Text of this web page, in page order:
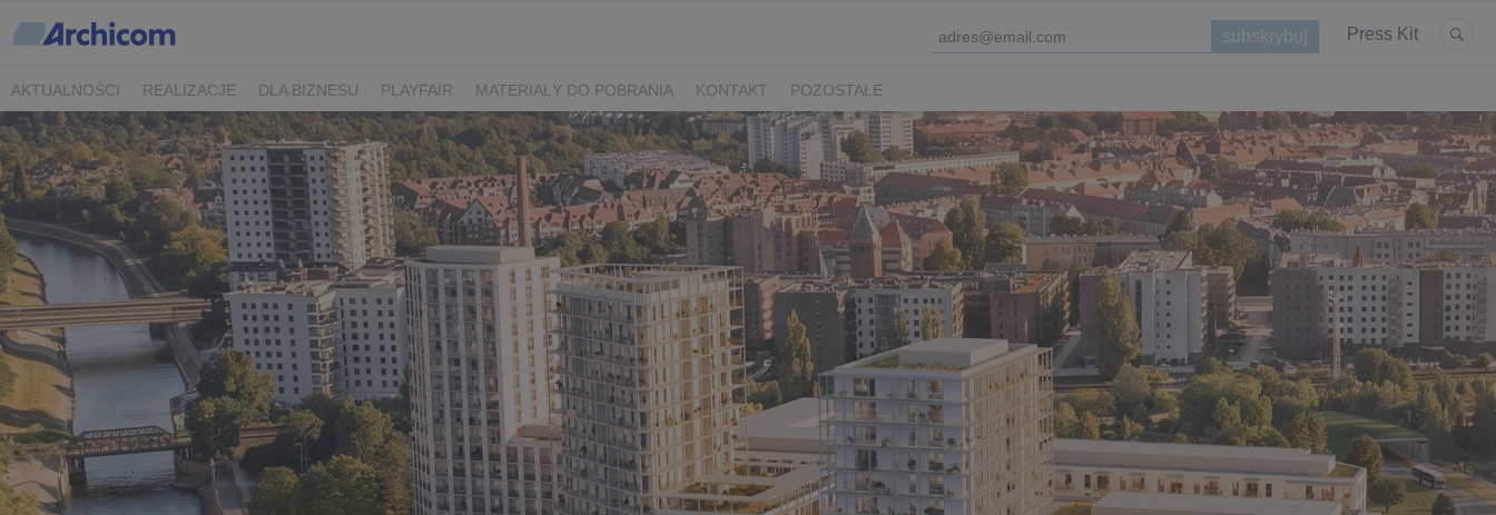
Press Kit
AKTUALNOŚCI REALIZACJE DLA BIZNESU PLAYFAIR MATERIAŁY DO POBRANIA KONTAKT POZOSTAŁE